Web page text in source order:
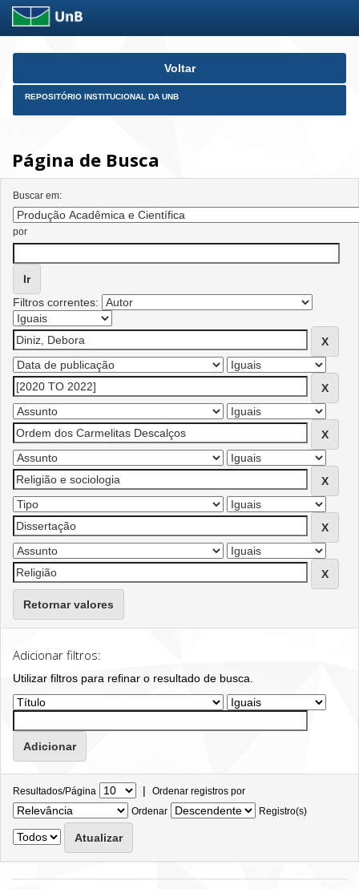
Skip
Voltar
REPOSITÓRIO INSTITUCIONAL DA UNB
Página de Busca
Buscar em:
por
Filtros correntes:
Retornar valores
Adicionar filtros:
Utilizar filtros para refinar o resultado de busca.
Resultados/Página | Ordenar registros por
Ordenar
Registro(s)